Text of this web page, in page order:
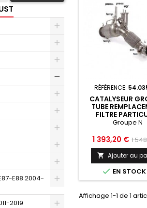
E88 2004-
2019
RÉFÉRENCE:
CATALYSEUR
TUBE
FILTRE
GROUPE N EN
G20-G21
54.0358.01
Groupe N
Prix
1 393,20 € Prix
de
1
 Ajouter au
 EN STOCK
Affichage 1-1 de 1